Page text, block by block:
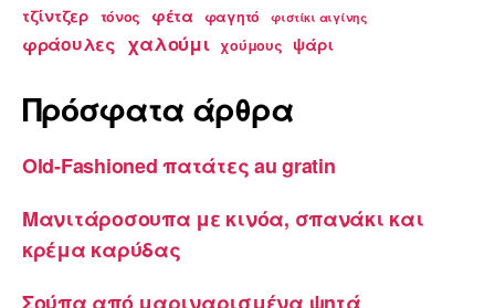
τζίντζερ τόνος φέτα φαγητό φιστίκι αιγίνης
φράουλες χαλούμι χούμους ψάρι
Πρόσφατα άρθρα
Old-Fashioned πατάτες au gratin
Μανιτάροσουπα με κινόα, σπανάκι και
κρέμα καρύδας
Σούπα από μαριναρισμένα ψητά